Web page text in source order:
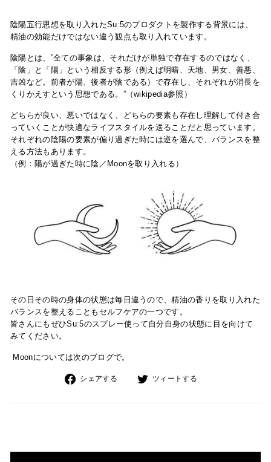
陰陽五行思想を取り入れたSuː5のプロダクトを製作する背景には、
精油の効能だけではない違う観点も取り入れています。
陰陽とは、”全ての事象は、それだけが単独で存在するのではなく、
「陰」と「陽」という相反する形（例えば明暗、天地、男女、善悪、
吉凶など。前者が陽、後者が陰である）で存在し、それぞれが消長を
くりかえすという思想である。”（wikipedia参照）
どちらが良い、悪いではなく、どちらの要素も存在し理解して付き合
っていくことが快適なライフスタイルを送ることだと思っています。
それぞれの陰陽の要素が偏り過ぎた時には逆を選んで、バランスを整
える方法もあります。
（例：陽が過ぎた時に陰／Moonを取り入れる）
その日その時の身体の状態は毎日違うので、精油の香りを取り入れた
バランスを整えることもセルフケアの一つです。
皆さんにもぜひSuː5のスプレー使って自分自身の状態に目を向けて
みてください。
Moonについては次のブログで。
シェアする
Facebook
シ
ツィートする
シ